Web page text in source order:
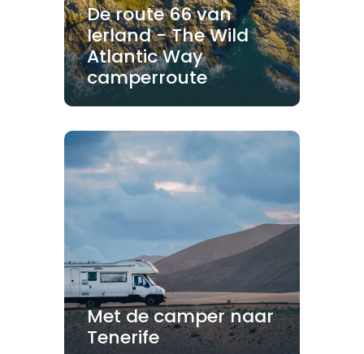
De route 66 van
Ierland - The Wild
Atlantic Way
camperroute
Met de camper naar
Tenerife